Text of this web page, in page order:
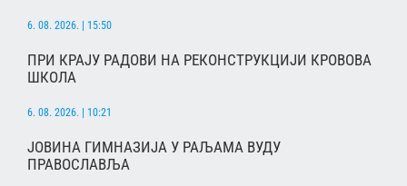
6. 08. 2026. | 15:50
ПРИ КРАЈУ РАДОВИ НА РЕКОНСТРУКЦИЈИ КРОВОВА
ШКОЛА
6. 08. 2026. | 10:21
ЈОВИНА ГИМНАЗИЈА У РАЉАМА ВУДУ
ПРАВОСЛАВЉА